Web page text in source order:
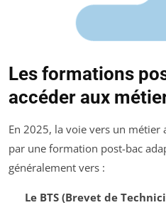
Les formations
accéder aux
En 2025, la voie vers un métier
par une formation post-bac
généralement vers :
Le BTS (Brevet de